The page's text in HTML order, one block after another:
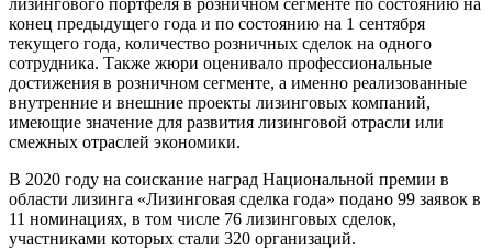
конец предыдущего года и по состоянию на 1 сентября
текущего года, количество розничных сделок на одного
сотрудника. Также жюри оценивало профессиональные
достижения в розничном сегменте, а именно реализованные
внутренние и внешние проекты лизинговых компаний,
имеющие значение для развития лизинговой отрасли или
смежных отраслей экономики.
В 2020 году на соискание наград Национальной премии в
области лизинга «Лизинговая сделка года» подано 99 заявок в
11 номинациях, в том числе 76 лизинговых сделок,
участниками которых стали 320 организаций.